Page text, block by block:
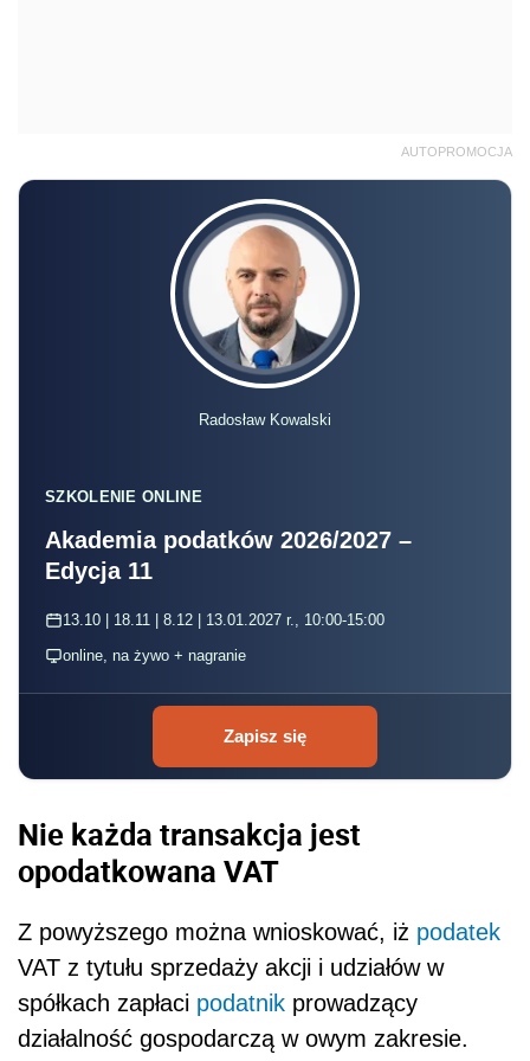
AUTOPROMOCJA
Radosław Kowalski
SZKOLENIE ONLINE
Akademia podatków 2026/2027 –
Edycja 11
13.10 | 18.11 | 8.12 | 13.01.2027 r., 10:00-15:00
online, na żywo + nagranie
Zapisz się
Nie każda transakcja jest
opodatkowana VAT
Z powyższego można wnioskować, iż podatek
VAT z tytułu sprzedaży akcji i udziałów w
spółkach zapłaci podatnik prowadzący
działalność gospodarczą w owym zakresie.